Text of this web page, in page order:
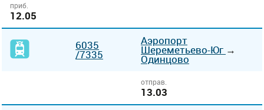
приб.
12.05
6035
/7335
Аэропорт
Шереметьево-Юг →
Одинцово
отправ.
13.03